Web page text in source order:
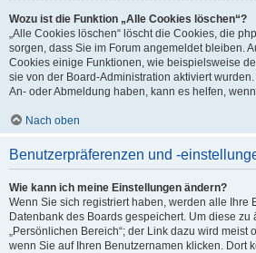
Wozu ist die Funktion „Alle Cookies löschen“?
„Alle Cookies löschen“ löscht die Cookies, die
sorgen, dass Sie im Forum angemeldet bleiben.
Cookies einige Funktionen, wie beispielsweise
sie von der Board-Administration aktiviert
An- oder Abmeldung haben, kann es helfen,
Nach oben
Benutzerpräferenzen und -
Wie kann ich meine Einstellungen ändern?
Wenn Sie sich registriert haben, werden alle Ihre
Datenbank des Boards gespeichert. Um diese zu
„Persönlichen Bereich“; der Link dazu wird meist
wenn Sie auf Ihren Benutzernamen klicken. Dort